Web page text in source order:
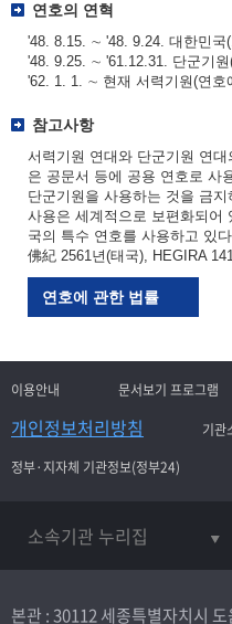
연호의 연혁
'48. 8.15. ∼ '48. 9.24. 대한민국
'48. 9.25. ∼ '61.12.31. 단군기
'62. 1. 1. ∼ 현재 서력기원(연호
참고사항
서력기원 연대와 단군기원 연
은 공문서 등에 공용 연호로 사
단군기원을 사용하는 것을 금
사용은 세계적으로 보편화되어
국의 특수 연호를 사용하고 있
佛紀 2561년(태국), HEGIRA
연호에 관한 법률
이용안내 문서보기 프로그램
개인정보처리방침
기관
정부·지자체 기관정보(정부24)
소속기관 누리집
본관 : 30112 세종특별자치시